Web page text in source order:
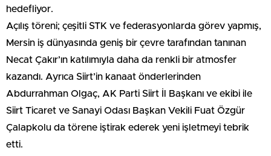
hedefliyor.
Açılış töreni; çeşitli STK ve federasyonlarda görev yapmış,
Mersin iş dünyasında geniş bir çevre tarafından tanınan
Necat Çakır’ın katılımıyla daha da renkli bir atmosfer
kazandı. Ayrıca Siirt’in kanaat önderlerinden
Abdurrahman Olgaç, AK Parti Siirt İl Başkanı ve ekibi ile
Siirt Ticaret ve Sanayi Odası Başkan Vekili Fuat Özgür
Çalapkolu da törene iştirak ederek yeni işletmeyi tebrik
etti.